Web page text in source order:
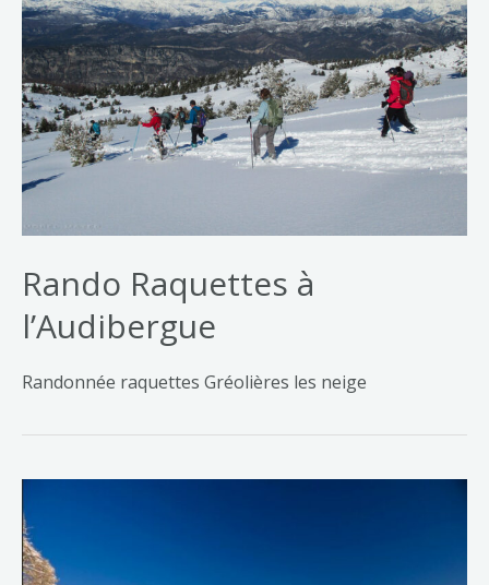
Rando Raquettes à
l’Audibergue
Randonnée raquettes Gréolières les neige